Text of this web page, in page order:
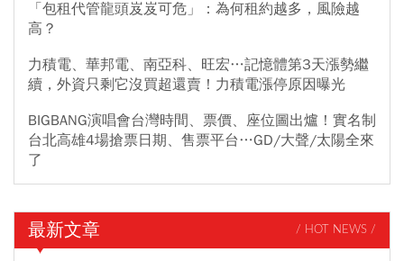
「包租代管龍頭岌岌可危」：為何租約越多，風險越
高？
力積電、華邦電、南亞科、旺宏…記憶體第3天漲勢繼
續，外資只剩它沒買超還賣！力積電漲停原因曝光
BIGBANG演唱會台灣時間、票價、座位圖出爐！實名制
台北高雄4場搶票日期、售票平台…GD/大聲/太陽全來
了
最新文章 / HOT NEWS /